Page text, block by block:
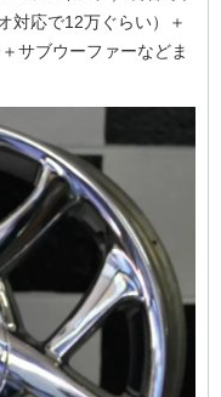
対応で12万ぐらい）＋
サブウーファーなどま